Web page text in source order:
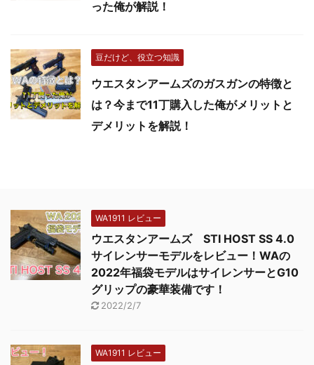
った俺が解説！
豆だけど、役立つ知識
ウエスタンアームズのガスガンの特徴と
は？今まで11丁購入した俺がメリットと
デメリットを解説！
WA1911 レビュー
ウエスタンアームズ STI HOST SS 4.0
サイレンサーモデルをレビュー！WAの
2022年福袋モデルはサイレンサーとG10
グリップの豪華装備です！
2022/2/7
WA1911 レビュー